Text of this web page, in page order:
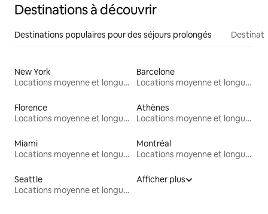
Destinations à découvrir
Destinations populaires pour des séjours prolongés
New York
Locations moyenne et longue durée
Barcelone
Locations moyenne et longue durée
Florence
Locations moyenne et longue durée
Athènes
Locations moyenne et longue durée
Miami
Locations moyenne et longue durée
Montréal
Locations moyenne et longue durée
Seattle
Locations moyenne et longue durée
Afficher plus